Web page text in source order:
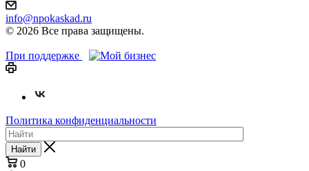
info@npokaskad.ru
© 2026 Все права защищены.
При поддержке
Политика конфиденциальности
Найти
0